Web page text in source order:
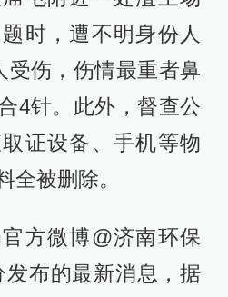
时，遭不明身份人
受伤，伤情最重者鼻
4针。此外，督查公
证设备、手机等物
全被删除。
方微博@济南环保
布的最新消息，据